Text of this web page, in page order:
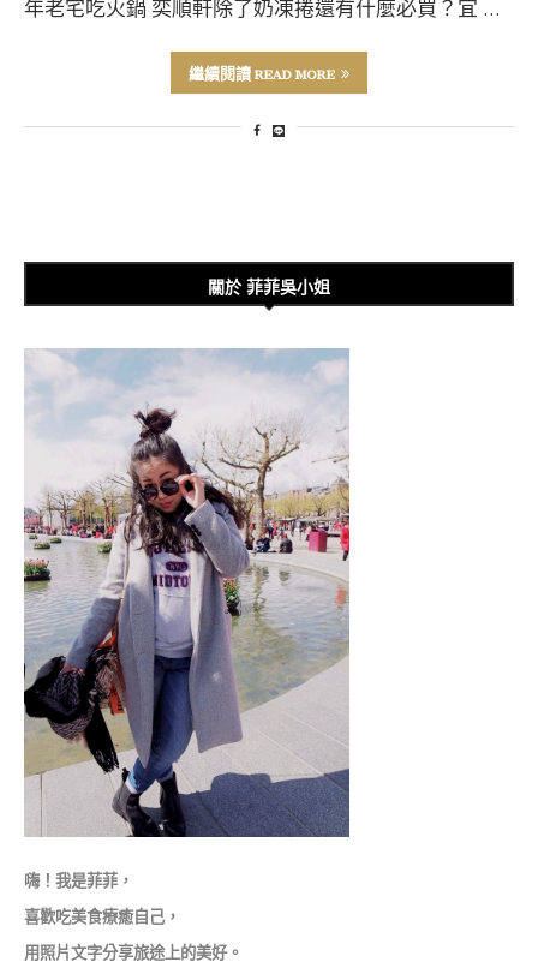
年老宅吃火鍋 奕順軒除了奶凍捲還有什麼必買？宜 …
繼續閱讀 READ MORE
關於 菲菲吳小姐
嗨！我是菲菲，
喜歡吃美食療癒自己，
用照片文字分享旅途上的美好。